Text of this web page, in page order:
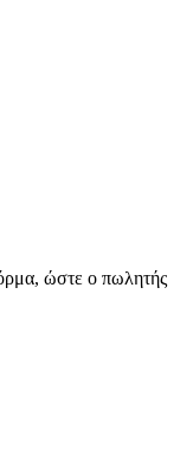
ώστε ο πωλητής